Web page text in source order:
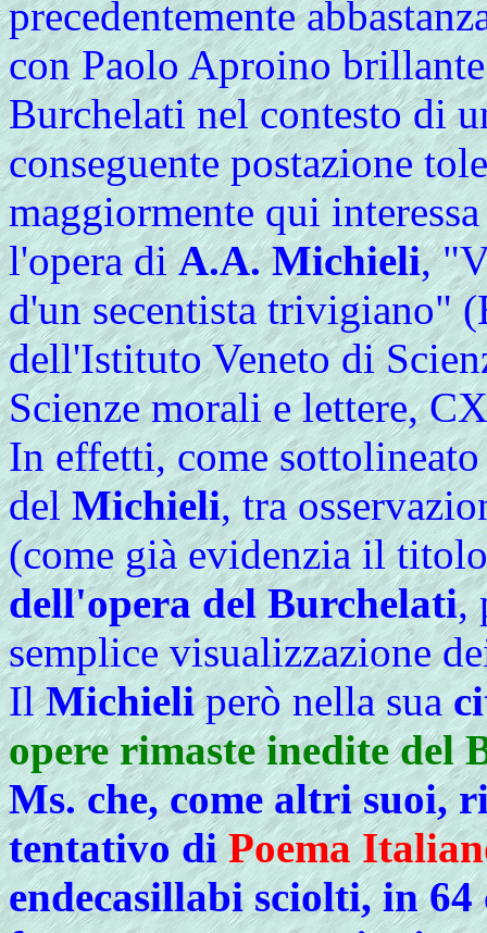
precedentemente
con Paolo Aproino
Burchelati nel contesto di
conseguente postazione
maggiormente qui
l'opera diA.A. Michieli,
d'un secentista trivigiano"
dell'Istituto Veneto di
Scienze morali e lettere,
In effetti, come
delMichieli, tra
(come già evidenzia il
dell'opera del Burchelati,
semplice visualizzazione
IlMichieliperò nella sua
opere rimaste inedite del
Ms. che, come altri suoi,
tentativo diPoema
endecasillabi sciolti, in